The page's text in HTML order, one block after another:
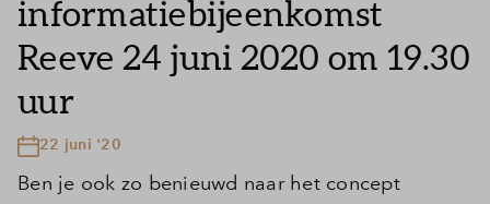
informatiebijeenkomst
Reeve 24 juni 2020 om 19.30
uur
22 juni '20
Ben je ook zo benieuwd naar het concept